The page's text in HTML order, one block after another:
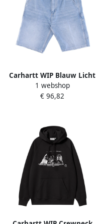
Carhartt WIP Blauw Licht
Gewassen Korte Jeans Blue
Heren
1 webshop
€ 96,82